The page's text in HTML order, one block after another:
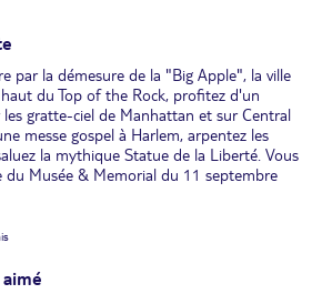
par la démesure de la "Big Apple", la ville
du Top of the Rock, profitez d'un
gratte-ciel de Manhattan et sur Central
messe gospel à Harlem, arpentez les
la mythique Statue de la Liberté. Vous
du Musée & Memorial du 11 septembre